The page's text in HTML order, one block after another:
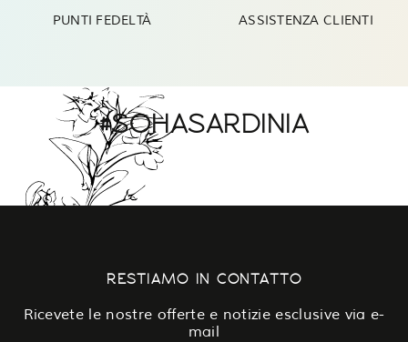
PUNTI FEDELTÀ ASSISTENZA CLIENTI
#SOHASARDINIA
RESTIAMO IN CONTATTO
Ricevete le nostre offerte e notizie esclusive via e-
mail